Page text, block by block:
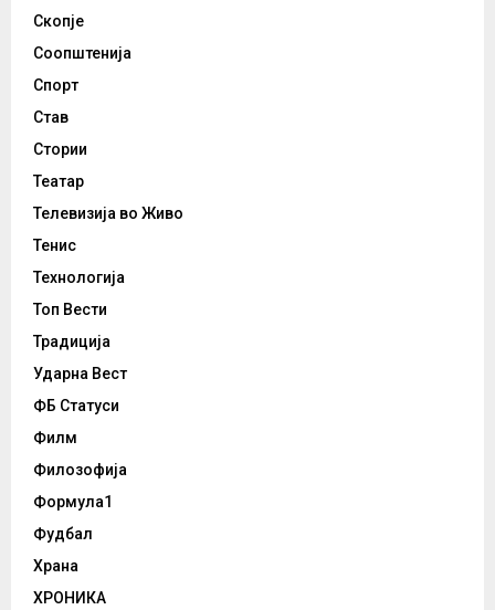
Скопје
Соопштенија
Спорт
Став
Стории
Театар
Телевизија во Живо
Тенис
Технологија
Топ Вести
Традиција
Ударна Вест
ФБ Статуси
Филм
Филозофија
Формула1
Фудбал
Храна
ХРОНИКА